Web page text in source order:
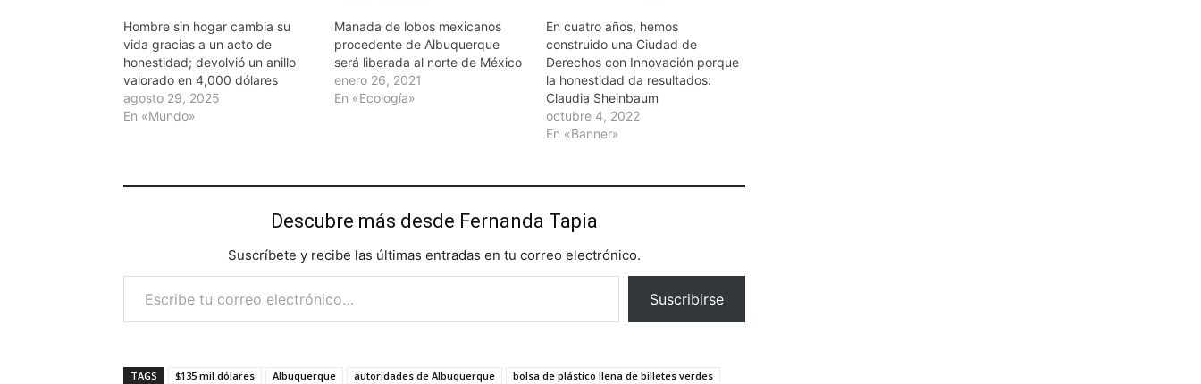
Hombre sin hogar cambia su
vida gracias a un acto de
honestidad; devolvió un anillo
valorado en 4,000 dólares
agosto 29, 2025
En «Mundo»
Manada de lobos mexicanos
procedente de Albuquerque
será liberada al norte de México
enero 26, 2021
En «Ecología»
En cuatro años, hemos
construido una Ciudad de
Derechos con Innovación porque
la honestidad da resultados:
Claudia Sheinbaum
octubre 4, 2022
En «Banner»
Descubre más desde Fernanda Tapia
Suscríbete y recibe las últimas entradas en tu correo electrónico.
Escribe tu correo electrónico…
Suscribirse
TAGS $135 mil dólares Albuquerque autoridades de Albuquerque
bolsa de plástico llena de billetes verdes